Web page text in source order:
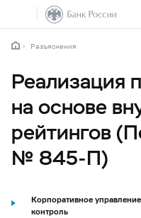
Разъяснения
Реализация
на основе
рейтингов
№ 845-П)
Корпоративное
контроль